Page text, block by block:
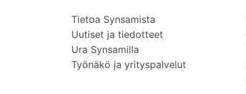
Tietoa Synsamista
Uutiset ja tiedotteet
Ura Synsamilla
Työnäkö ja yrityspalvelut